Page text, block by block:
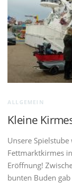
ALLGEMEIN
Kleine
Unsere
Fettmarktkirmes
Eröffnung!
bunten Buden